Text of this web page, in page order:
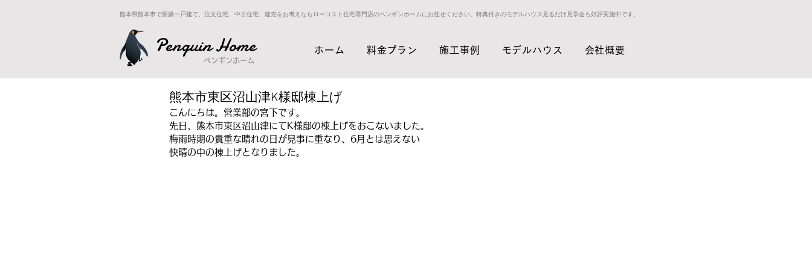
熊本県熊本市で新築一戸建て、注文住宅、中古住宅、建売をお考えならローコスト住宅専門店のペンギンホームにお任せください。特典付きのモデルハウス見るだけ見学会も好評実施中です。
Penguin Home
ペンギンホーム
ホーム 料金プラン 施工事例 モデルハウス 会社概要
熊本市東区沼山津K様邸棟上げ
こんにちは。営業部の宮下です。
先日、熊本市東区沼山津にてK様邸の棟上げをおこないました。
梅雨時期の貴重な晴れの日が見事に重なり、6月とは思えない
快晴の中の棟上げとなりました。